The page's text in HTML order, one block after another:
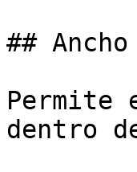
##
Permite
dentro